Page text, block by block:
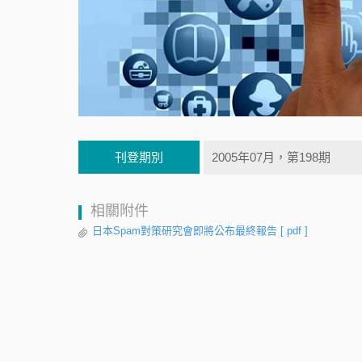
刊登期別 2005年07月，第198期
相關附件
日本Spam對策研究會即將公布最終報告 [ pdf ]